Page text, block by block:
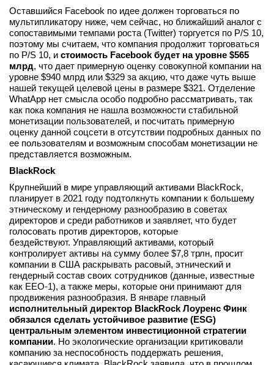
Оставшийся Facebook по идее должен торговаться по
мультипликатору ниже, чем сейчас, но ближайший аналог с
сопоставимыми темпами роста (Twitter) торгуется по P/S 10,
поэтому мы считаем, что компания продолжит торговаться
по P/S 10, и стоимость Facebook будет на уровне $565
млрд, что дает примерную оценку совокупной компании на
уровне $940 млрд или $329 за акцию, что даже чуть выше
нашей текущей целевой цены в размере $321. Отделение
WhatApp нет смысла особо подробно рассматривать, так
как пока компания не нашла возможности стабильной
монетизации пользователей, и посчитать примерную
оценку данной соцсети в отсутствии подробных данных по
ее пользователям и возможным способам монетизации не
представляется возможным.
BlackRock
Крупнейший в мире управляющий активами BlackRock,
планирует в 2021 году подтолкнуть компании к большему
этническому и гендерному разнообразию в советах
директоров и среди работников и заявляет, что будет
голосовать против директоров, которые
бездействуют. Управляющий активами, который
контролирует активы на сумму более $7,8 трлн, просит
компании в США раскрывать расовый, этнический и
гендерный состав своих сотрудников (данные, известные
как EEO-1), а также меры, которые они принимают для
продвижения разнообразия. В январе главный
исполнительный директор BlackRock Лоуренс Финк
обязался сделать устойчивое развитие (ESG)
центральным элементом инвестиционной стратегии
компании. Но экологические организации критиковали
компанию за неспособность поддержать решения,